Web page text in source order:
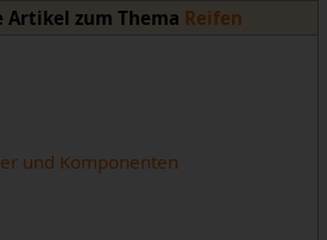
zum Thema Reifen
und Komponenten